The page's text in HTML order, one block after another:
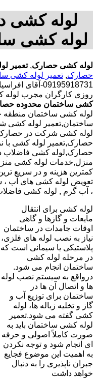
لوله کشی
لوله کشی
لوله کشی حصارک,تعمیر
حصارک, تعمیر لوله کشی
09195918731-
روزی کارگران مجرب
کشی ساختمان محدوده
لوله کشی ساختمان
ساختمان,تعمیر لوله کشی
لوله کشی شرکت در
حصارک,تعمیر لوله کشی با
حصارک,لوله کشی فاضلاب
منزل,خدمات لوله کشی
کمترین هزینه و در سریع
تعویض لوله کشی های آب ،
، آب گرم , لوله کشی
لوله کشی برای انتقال
مایعات و گازها و گاهی
اوقات جامدات در ساختمان
نیاز به نصب لوله های فلزی،
پلاستیکی یا سیمانی است که
در مرحله لوله کشی
ساختمان انجام می شود.
درواقع به سیستم نصب لوله
ها و اتصال آن ها در
ساختمان برای توزیع آب و
گاز و تخلیه زباله ها، لوله
کشی گفته می شود.تعمیر
لوله کشی ساختمان باید به
صورت کاملاً اصولی و حرفه
ای انجام شود و توجه نکردن
به اهمیت این موضوع فجایع
جبران ناپذیری را به دنبال
خواهد داشت